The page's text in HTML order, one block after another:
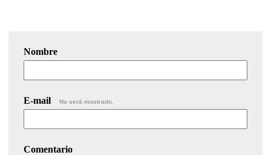
Nombre
E-mail No será mostrado.
Comentario